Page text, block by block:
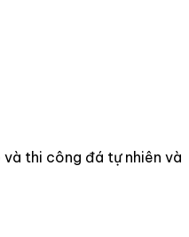
thi công đá tự nhiên và